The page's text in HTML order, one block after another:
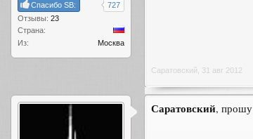
Спасибо SB:
727
Отзывы: 23
Страна:
Из:
Москва
Саратовский 31 авг 2012
Саратовский, прошу